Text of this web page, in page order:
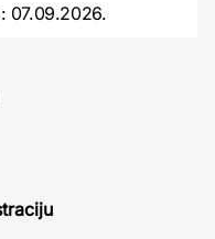
07.09.2026.